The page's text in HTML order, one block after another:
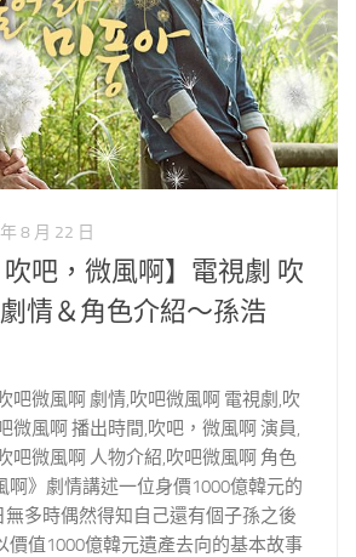
8 月 22 日
吹吧，微風啊】電視劇 吹
情＆角色介紹～孫浩
吧微風啊 劇情,吹吧微風啊 電視劇,吹
微風啊 播出時間,吹吧，微風啊 演員,
吧微風啊 人物介紹,吹吧微風啊 角色
啊》劇情講述一位身價1000億韓元的
多時偶然得知自己還有個子孫之後
價值1000億韓元遺產去向的基本故事